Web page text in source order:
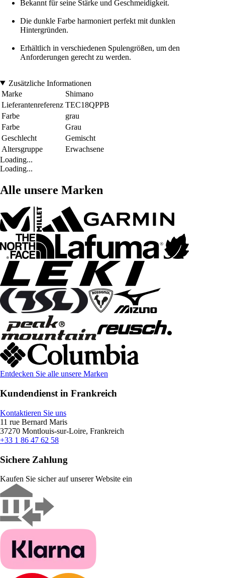
Bekannt für seine Stärke und Geschmeidigkeit.
Die dunkle Farbe harmoniert perfekt mit dunklen
Hintergründen.
Erhältlich in verschiedenen Spulengrößen, um den
Anforderungen gerecht zu werden.
Zusätzliche Informationen
Marke
Shimano
Lieferantenreferenz TEC18QPPB
Farbe
grau
Farbe
Grau
Geschlecht
Gemischt
Altersgruppe
Erwachsene
Loading...
Loading...
Alle unsere Marken
Entdecken Sie alle unsere Marken
Kundendienst in Frankreich
Kontaktieren Sie uns
11 rue Bernard Maris
37270 Montlouis-sur-Loire, Frankreich
+33 1 86 47 62 58
Sichere Zahlung
Kaufen Sie sicher auf unserer Website ein